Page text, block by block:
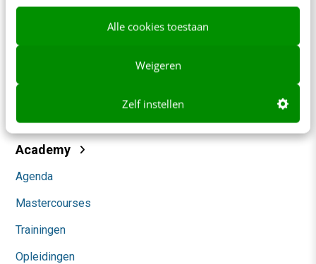
Alle cookies toestaan
Weigeren
Zelf instellen
Klantcontact & CX
Themanieuwsbrieven
Academy
Agenda
Mastercourses
Trainingen
Opleidingen